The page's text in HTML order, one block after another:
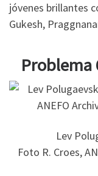
jóvenes brillantes
Gukesh,
Problema
Lev
Foto R. Croes,